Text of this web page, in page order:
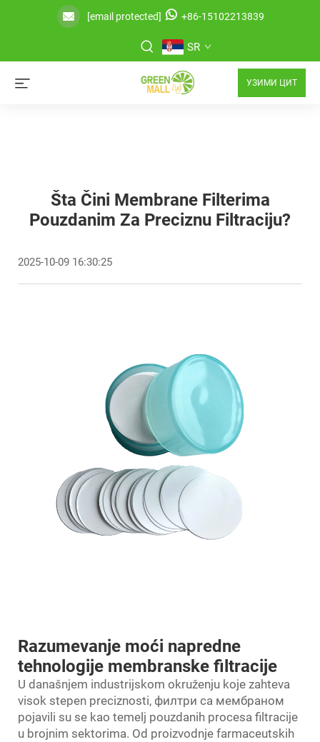
[email protected] +86-15102213839
SR
УЗИМИ ЦИТ
Šta Čini Membrane Filterima
Pouzdanim Za Preciznu Filtraciju?
2025-10-09 16:30:25
Razumevanje moći napredne
tehnologije membranske filtracije
U današnjem industrijskom okruženju koje zahteva
visok stepen preciznosti, филтри са мембраном
pojavili su se kao temelj pouzdanih procesa filtracije
u brojnim sektorima. Od proizvodnje farmaceutskih